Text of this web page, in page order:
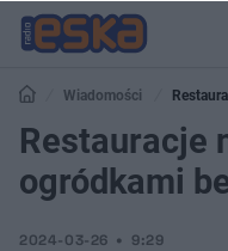
Wiadomości
Restauracje
ogródkami
2024-03-26 9:29